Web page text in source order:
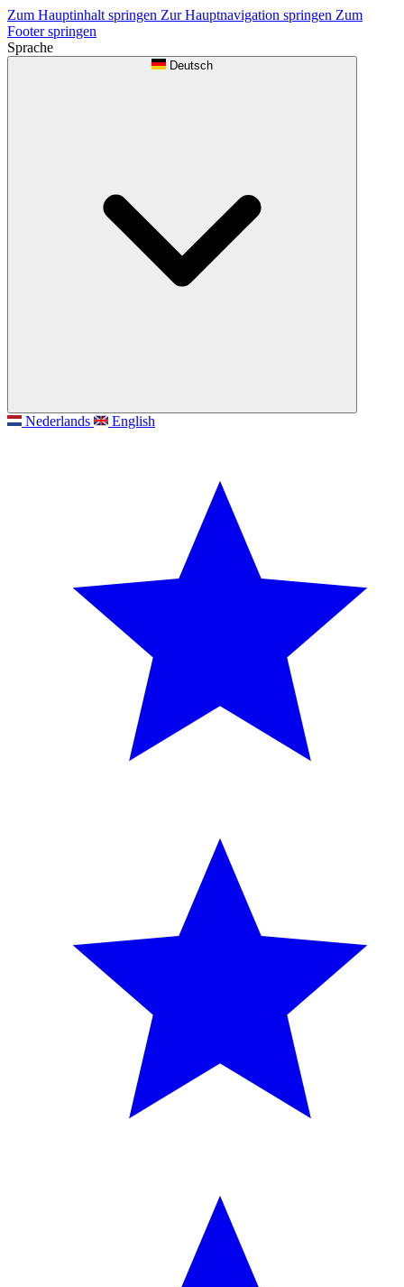
Zum Hauptinhalt springen Zur Hauptnavigation springen Zum
Footer springen
Sprache
Deutsch
Nederlands English